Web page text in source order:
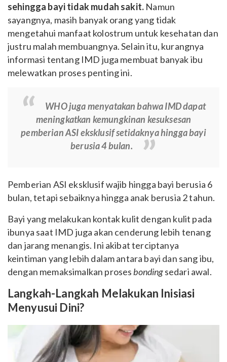
sehingga bayi tidak mudah sakit. Namun
sayangnya, masih banyak orang yang tidak
mengetahui manfaat kolostrum untuk kesehatan dan
justru malah membuangnya. Selain itu, kurangnya
informasi tentang IMD juga membuat banyak ibu
melewatkan proses penting ini.
WHO juga menyatakan bahwa IMD dapat
meningkatkan kemungkinan kesuksesan
pemberian ASI eksklusif setidaknya hingga bayi
berusia 4 bulan.
Pemberian ASI eksklusif wajib hingga bayi berusia 6
bulan, tetapi sebaiknya hingga anak berusia 2 tahun.
Bayi yang melakukan kontak kulit dengan kulit pada
ibunya saat IMD juga akan cenderung lebih tenang
dan jarang menangis. Ini akibat terciptanya
keintiman yang lebih dalam antara bayi dan sang ibu,
dengan memaksimalkan proses bondingsedari awal.
Langkah-Langkah Melakukan Inisiasi
Menyusui Dini?